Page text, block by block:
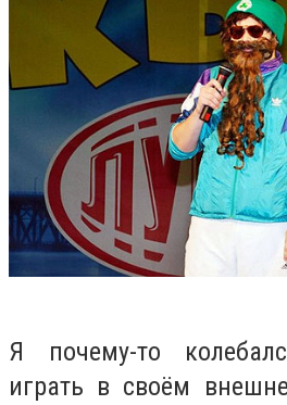
Я почему-то
играть в своём